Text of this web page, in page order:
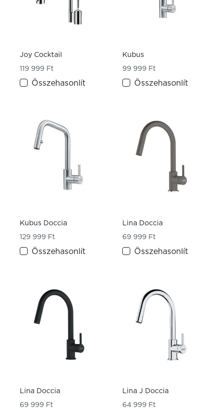
Joy Cocktail
119 999 Ft
Összehasonlít
Kubus
99 999 Ft
Összehasonlít
Kubus Doccia
129 999 Ft
Összehasonlít
Lina Doccia
69 999 Ft
Összehasonlít
Lina Doccia
69 999 Ft
Lina J Doccia
64 999 Ft